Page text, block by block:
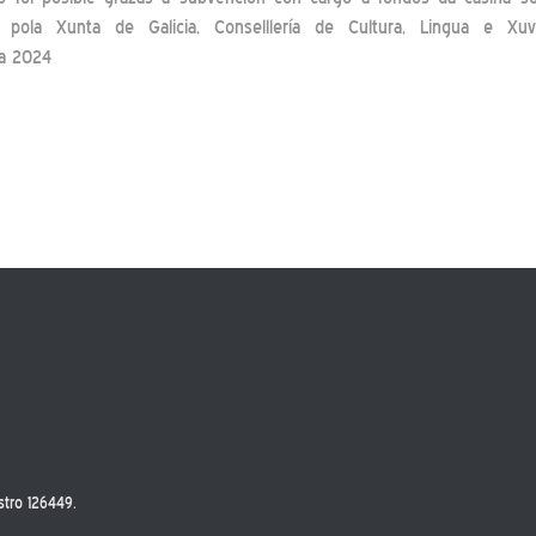
pola Xunta de Galicia, Conselllería de Cultura, Lingua e
2024
126449.